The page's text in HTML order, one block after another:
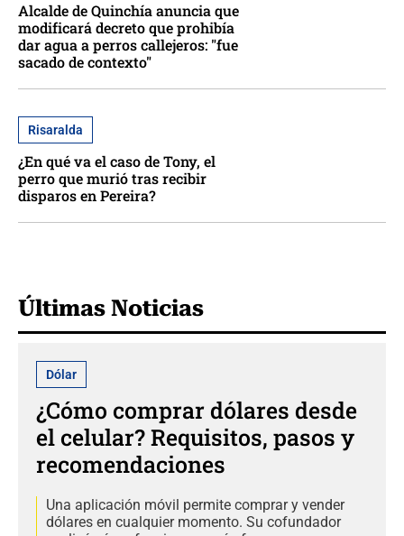
Alcalde de Quinchía anuncia que
modificará decreto que prohibía
dar agua a perros callejeros: "fue
sacado de contexto"
Risaralda
¿En qué va el caso de Tony, el
perro que murió tras recibir
disparos en Pereira?
Últimas Noticias
Dólar
¿Cómo comprar dólares desde
el celular? Requisitos, pasos y
recomendaciones
Una aplicación móvil permite comprar y vender
dólares en cualquier momento. Su cofundador